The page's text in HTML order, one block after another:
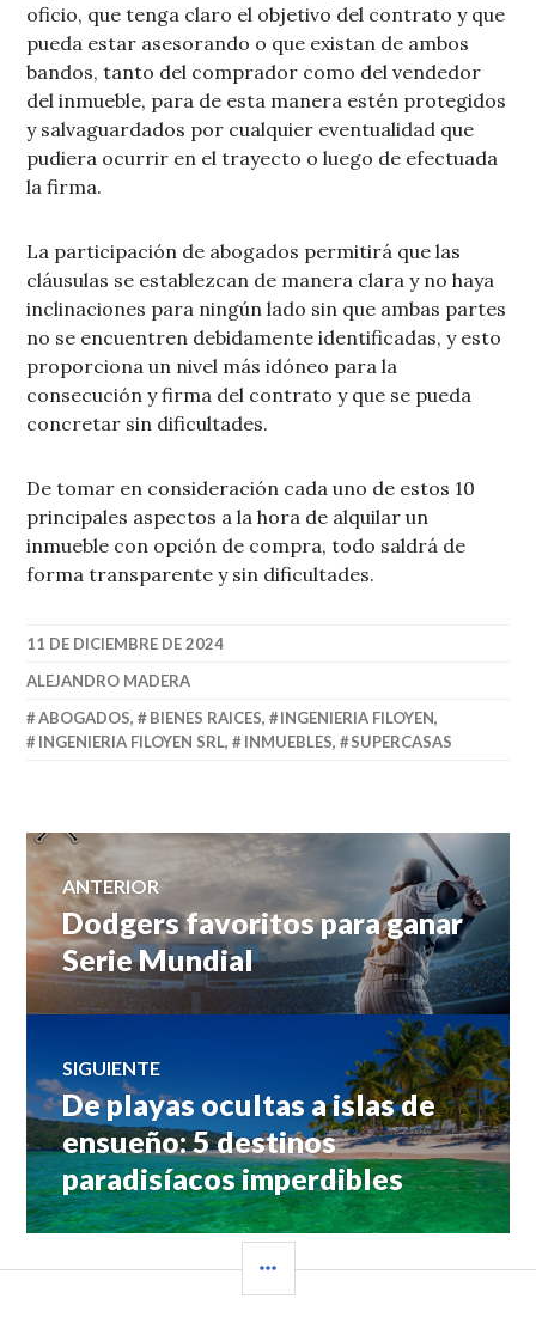
oficio, que tenga claro el objetivo del contrato y que
pueda estar asesorando o que existan de ambos
bandos, tanto del comprador como del vendedor
del inmueble, para de esta manera estén protegidos
y salvaguardados por cualquier eventualidad que
pudiera ocurrir en el trayecto o luego de efectuada
la firma.
La participación de abogados permitirá que las
cláusulas se establezcan de manera clara y no haya
inclinaciones para ningún lado sin que ambas partes
no se encuentren debidamente identificadas, y esto
proporciona un nivel más idóneo para la
consecución y firma del contrato y que se pueda
concretar sin dificultades.
De tomar en consideración cada uno de estos 10
principales aspectos a la hora de alquilar un
inmueble con opción de compra, todo saldrá de
forma transparente y sin dificultades.
11 DE DICIEMBRE DE 2024
ALEJANDRO MADERA
ABOGADOS, BIENES RAICES, INGENIERIA FILOYEN,
INGENIERIA FILOYEN SRL, INMUEBLES, SUPERCASAS
Navegación
de
entradas
ANTERIOR
Entrada
anterior:
Dodgers favoritos para ganar
Serie Mundial
SIGUIENTE
Entrada
siguiente:
De playas ocultas a islas de
ensueño: 5 destinos
paradisíacos imperdibles
LATERAL